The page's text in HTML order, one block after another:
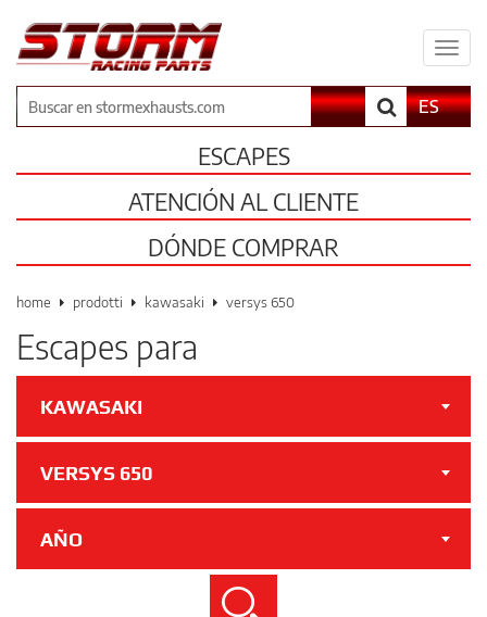
il
Buscar
ES
ESCAPES
ATENCIÓN AL CLIENTE
DÓNDE COMPRAR
home prodotti kawasaki versys 650
Escapes para
KAWASAKI
VERSYS 650
AÑO